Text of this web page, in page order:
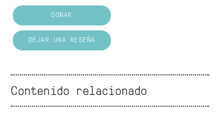
DONAR
DEJAR UNA RESEÑA
Contenido relacionado